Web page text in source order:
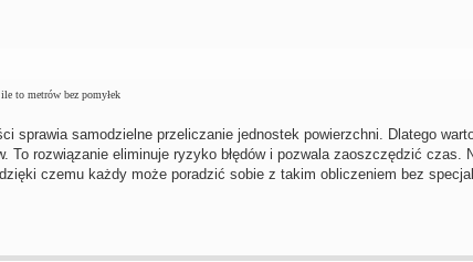
to metrów bez pomyłek
sprawia samodzielne przeliczanie jednostek powierzchni. Dlatego
To rozwiązanie eliminuje ryzyko błędów i pozwala zaoszczędzić czas.
czemu każdy może poradzić sobie z takim obliczeniem bez